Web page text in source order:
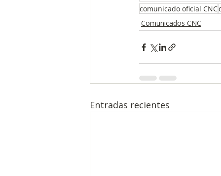
comunicado oficial CNC
Comunicados CNC
Entradas recientes